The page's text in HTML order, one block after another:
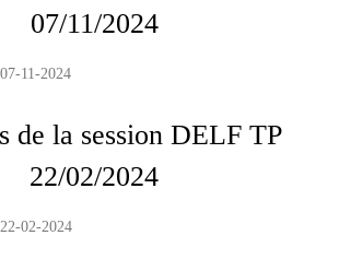
07/11/2024
11-2024
de la session DELF TP
22/02/2024
02-2024